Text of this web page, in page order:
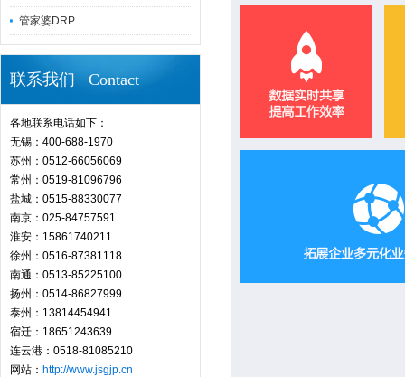
管家婆DRP
联系我们 Contact
各地联系电话如下：
无锡：400-688-1970
苏州：0512-66056069
常州：0519-81096796
盐城：0515-88330077
南京：025-84757591
淮安：15861740211
徐州：0516-87381118
南通：0513-85225100
扬州：0514-86827999
泰州：13814454941
宿迁：18651243639
连云港：0518-81085210
网站： http://www.jsgjp.cn